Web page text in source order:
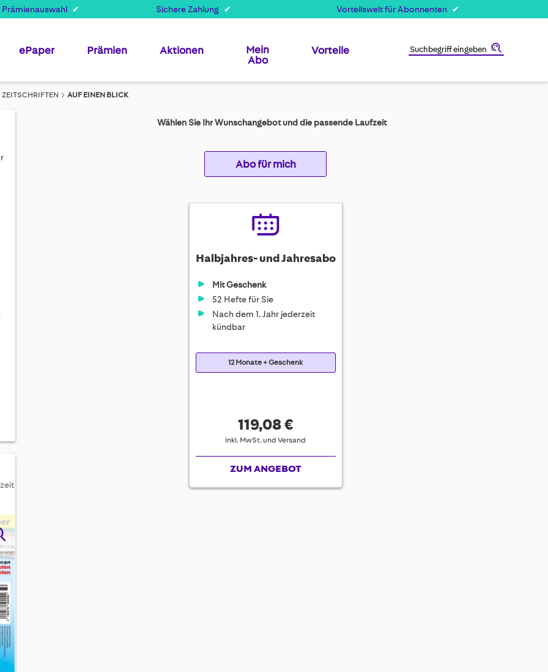
Prämienauswahl Sichere Zahlung Vorteilswelt für Abonnenten
ePaper Prämien Aktionen
Mein
Abo
Vorteile
ZEITSCHRIFTEN AUF EINEN BLICK
Wählen Sie Ihr Wunschangebot und die passende Laufzeit
Abo für mich
Halbjahres- und Jahresabo
Mit Geschenk
52 Hefte für Sie
Nach dem 1. Jahr jederzeit
kündbar
12 Monate + Geschenk
119,08 €
inkl. MwSt. und Versand
ZUM ANGEBOT